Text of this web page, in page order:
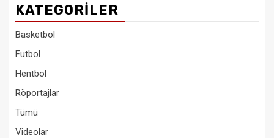
KATEGORILER
Basketbol
Futbol
Hentbol
Röportajlar
Tümü
Videolar